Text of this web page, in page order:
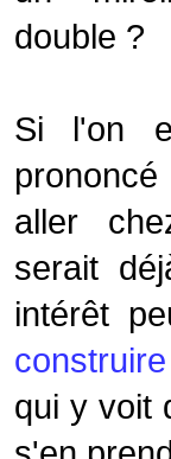
double ?
Si l'on
aller
serait
intérêt
construire
qui y voit